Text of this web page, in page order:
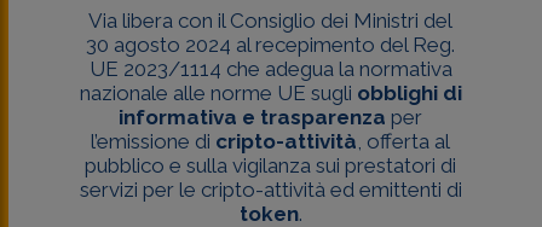
Via libera con il Consiglio dei Ministri del
30 agosto 2024 al recepimento del Reg.
UE 2023/1114 che adegua la normativa
nazionale alle norme UE sugli obblighi di
informativa e trasparenza per
l’emissione di cripto-attività , offerta al
pubblico e sulla vigilanza sui prestatori di
servizi per le cripto-attività ed emittenti di
token.